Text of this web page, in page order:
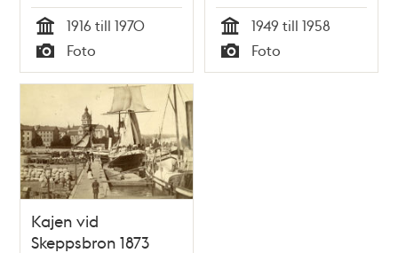
Tid
1916 till 1970
Typ
Foto Tid
1949 till 1958
Typ
Foto
Kajen vid
Skeppsbron 1873